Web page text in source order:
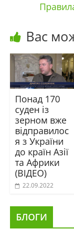
Вас
Понад 170
суден із
зерном вже
відправилос
я з України
до країн Азії
та Африки
(ВІДЕО)
22.09.2022
БЛОГИ